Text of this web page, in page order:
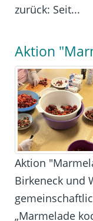
zurück: Seit...
Aktion
Aktion
Birkeneck und
„Marmelade